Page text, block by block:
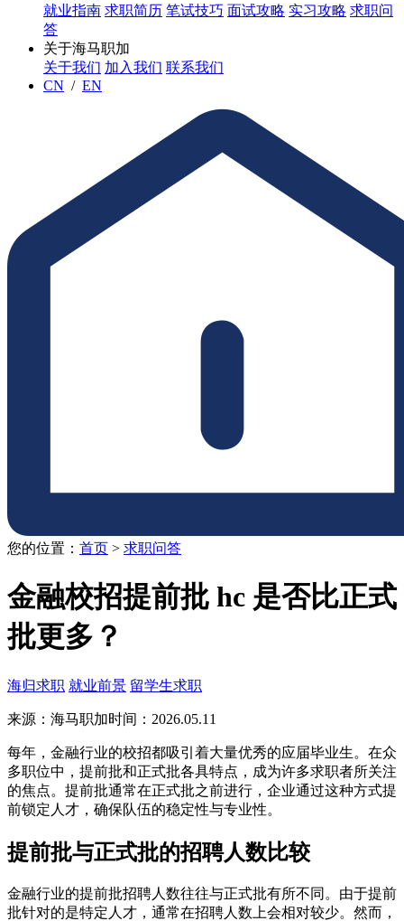
就业指南 求职简历 笔试技巧 面试攻略 实习攻略 求职问
答
关于海马职加
关于我们 加入我们 联系我们
CN / EN
您的位置： 首页 > 求职问答
金融校招提前批 hc 是否比正式
批更多？
海归求职 就业前景 留学生求职
来源：海马职加时间：2026.05.11
每年，金融行业的校招都吸引着大量优秀的应届毕业生。在众
多职位中，提前批和正式批各具特点，成为许多求职者所关注
的焦点。提前批通常在正式批之前进行，企业通过这种方式提
前锁定人才，确保队伍的稳定性与专业性。
提前批与正式批的招聘人数比较
金融行业的提前批招聘人数往往与正式批有所不同。由于提前
批针对的是特定人才，通常在招聘人数上会相对较少。然而，